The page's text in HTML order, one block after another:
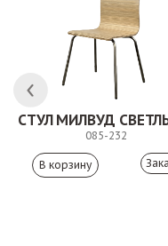
085-232